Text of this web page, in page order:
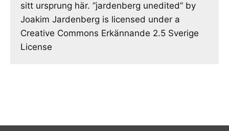
sitt ursprung här. ”jardenberg unedited” by
Joakim Jardenberg is licensed under a
Creative Commons Erkännande 2.5 Sverige
License